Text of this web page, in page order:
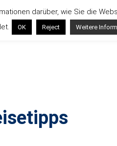
darüber, wie Sie die
OK Reject Weitere